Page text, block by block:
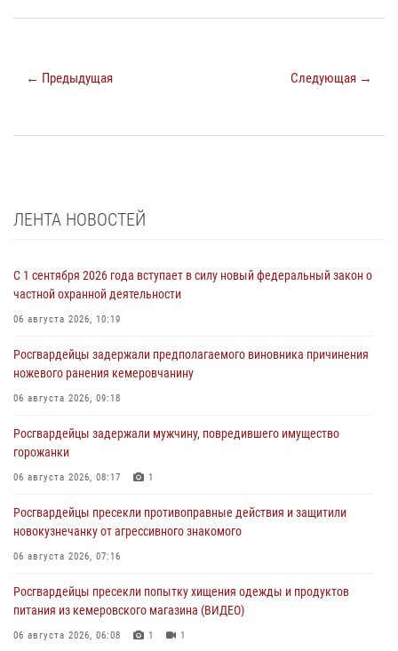
← Предыдущая Следующая →
ЛЕНТА НОВОСТЕЙ
С 1 сентября 2026 года вступает в силу новый федеральный закон о
частной охранной деятельности
06 августа 2026, 10:19
Росгвардейцы задержали предполагаемого виновника причинения
ножевого ранения кемеровчанину
06 августа 2026, 09:18
Росгвардейцы задержали мужчину, повредившего имущество
горожанки
06 августа 2026, 08:17 1
Росгвардейцы пресекли противоправные действия и защитили
новокузнечанку от агрессивного знакомого
06 августа 2026, 07:16
Росгвардейцы пресекли попытку хищения одежды и продуктов
питания из кемеровского магазина (ВИДЕО)
06 августа 2026, 06:08 1 1